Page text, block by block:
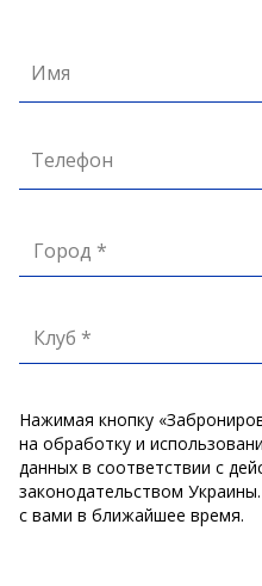
Имя
Телефон
Город *
Клуб *
Нажимая кнопку
на обработку и
данных в соответствии с
законодательством
с вами в ближайшее время.